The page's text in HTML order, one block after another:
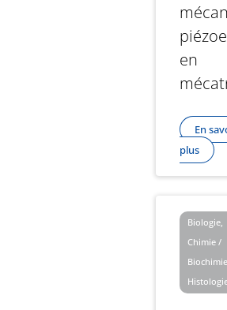
en
En
plus
Biologie,
Chimie /
Biochimie,